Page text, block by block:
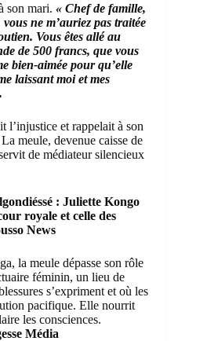
son mari. « Chef de famille,
ne m’auriez pas traitée
Vous êtes allé au
de 500 francs, que vous
bien-aimée pour qu’elle
laissant moi et mes
l’injustice et rappelait à son
meule, devenue caisse de
de médiateur silencieux
: Juliette Kongo
royale et celle des
News
la meule dépasse son rôle
féminin, un lieu de
s’expriment et où les
pacifique. Elle nourrit
les consciences.
Média